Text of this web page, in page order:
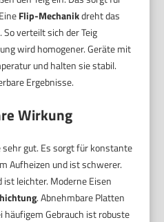
Flip-Mechanikdreht das
verteilt sich der Teig
wird homogener. Geräte mit
und halten sie stabil.
Ergebnisse.
Wirkung
gut. Es sorgt für konstante
Aufheizen und ist schwerer.
ist leichter. Moderne Eisen
. Abnehmbare Platten
häufigem Gebrauch ist robuste